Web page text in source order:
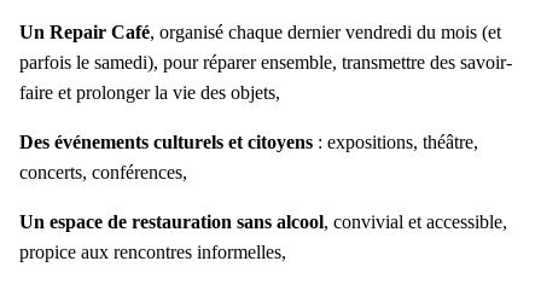
Un Repair Café, organisé chaque dernier vendredi du mois (et
parfois le samedi), pour réparer ensemble, transmettre des savoir-
faire et prolonger la vie des objets,
Des événements culturels et citoyens : expositions, théâtre,
concerts, conférences,
Un espace de restauration sans alcool, convivial et accessible,
propice aux rencontres informelles,